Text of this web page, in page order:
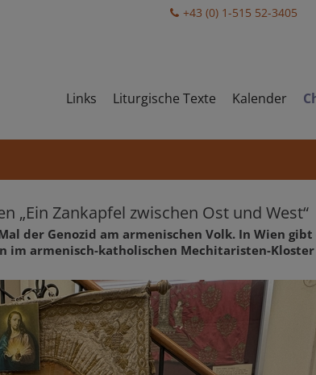
+43 (0) 1-515 52-3405
Links Liturgische Texte Kalender
„Ein Zankapfel zwischen Ost und West“
der Genozid am armenischen Volk. In Wien
im armenisch-katholischen Mechitaristen-